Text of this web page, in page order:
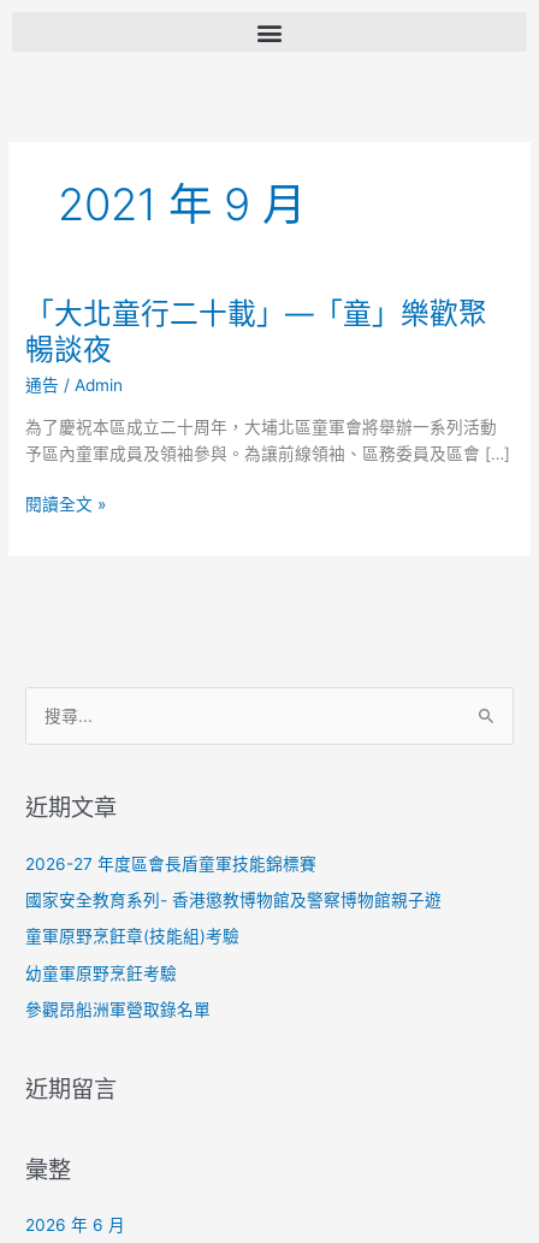
2021 年 9 月
「大北童行二十載」—「童」樂歡聚
暢談夜
通告 /Admin
為了慶祝本區成立二十周年，大埔北區童軍會將舉辦一系列活動
予區內童軍成員及領袖參與。為讓前線領袖、區務委員及區會 […]
「大
北
童
行
二
十
載」
—
閱讀全文 »
鍵
近期文章
2026-27 年度區會長盾童軍技能錦標賽
國家安全教育系列- 香港懲教博物館及警察博物館親子遊
童軍原野烹飪章(技能組)考驗
幼童軍原野烹飪考驗
參觀昂船洲軍營取錄名單
近期留言
彙整
2026 年 6 月